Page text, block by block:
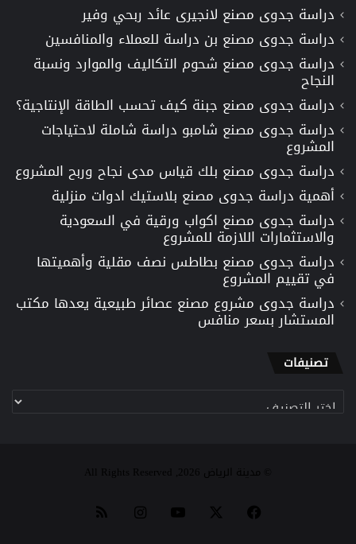
دراسة جدوى مصنع لانجيرى عائد ربحي وفير
دراسة جدوى مصنع بن دراسة للعملاء والمنافسين
دراسة جدوى مصنع شحوم التكاليف والموارد ونسبة
النجاح
دراسة جدوى مصنع جبنة كيف تحسب الطاقة الإنتاجية؟
دراسة جدوى مصنع شامبو دراسة شاملة لاحتياجات
المشروع
دراسة جدوى مصنع بلك قياس مدى نجاح وربح المشروع
أهمية دراسة جدوى مصنع بلاستيك ادوات منزلية
دراسة جدوى مصنع اكواب ورقية في السعودية
والاستثمارات اللازمة للمشروع
دراسة جدوى مصنع بطاطس نصف مقلية وأهميتها
في تقييم المشروع
دراسة جدوى مشروع مصنع عصائر طبيعية يعدها مكتب
المستشار بسعر منافس
تصنيفات
تصنيفات
© مدينة الرياض 2026, All Rights Reserved
فيسبوك ‫YouTube انستقرام